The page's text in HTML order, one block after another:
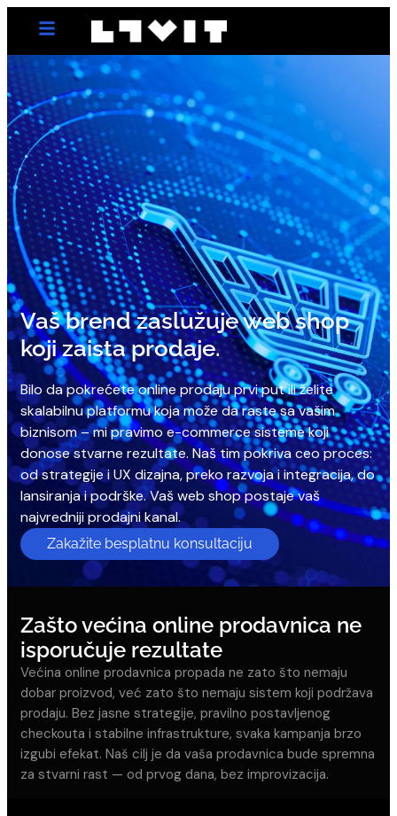
Vaš brend zaslužuje web shop
koji zaista prodaje.
Bilo da pokrećete online prodaju prvi put ili želite
skalabilnu platformu koja može da raste sa vašim
biznisom – mi pravimo e-commerce sisteme koji
donose stvarne rezultate. Naš tim pokriva ceo proces:
od strategije i UX dizajna, preko razvoja i integracija, do
lansiranja i podrške. Vaš web shop postaje vaš
najvredniji prodajni kanal.
Zakažite besplatnu konsultaciju
Zašto većina online prodavnica ne
isporučuje rezultate
Većina online prodavnica propada ne zato što nemaju
dobar proizvod, već zato što nemaju sistem koji podržava
prodaju. Bez jasne strategije, pravilno postavljenog
checkouta i stabilne infrastrukture, svaka kampanja brzo
izgubi efekat. Naš cilj je da vaša prodavnica bude spremna
za stvarni rast — od prvog dana, bez improvizacija.